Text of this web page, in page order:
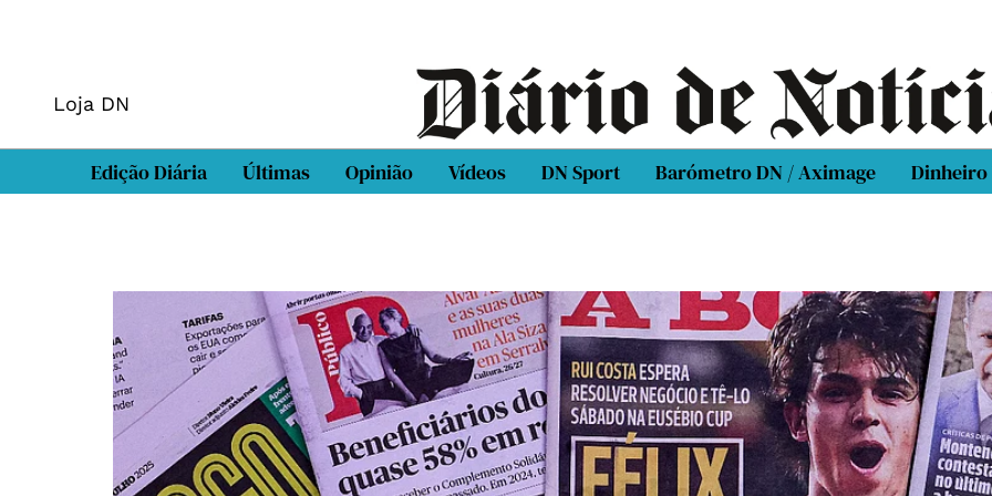
Loja DN
Edição Diária Últimas Opinião Vídeos DN Sport Barómetro DN / Aximage Dinheiro